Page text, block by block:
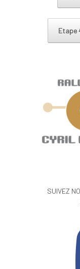
Post
Etape
SUIVEZ